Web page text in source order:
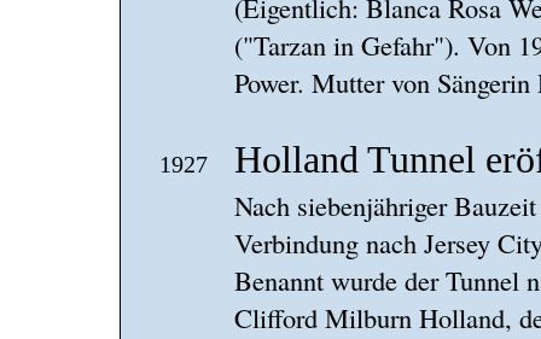
(Eigentlich: Blanca Rosa
("Tarzan in Gefahr"). Von
Power. Mutter von
1927 Holland Tunnel
Nach siebenjähriger
Verbindung nach Jersey
Benannt wurde der Tunnel
Clifford Milburn Holland,